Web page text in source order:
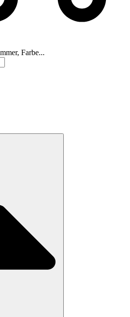
Farbe...